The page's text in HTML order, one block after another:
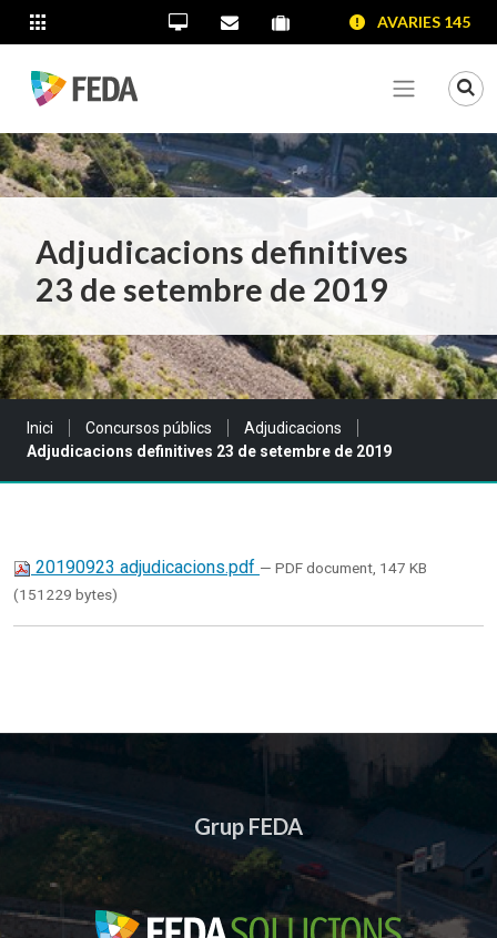
SALTAR AL CONTINGUT
SALTAR A LA NAVEGACIÓ
SALTAR A LA INFORMACIÓ DE CONTACTE
ALTRES LLOCS WEBOficina Virtual
Contacta'nsPortal proveïdors
Portal de transparència
AVARIES 145
Veure
Adjudicacions definitives
23 de setembre de 2019
Sou a:
Inici Concursos públics
Adjudicacions
Adjudicacions definitives 23 de setembre de 2019
20190923 adjudicacions.pdf — PDF document, 147 KB
(151229 bytes)
Grup FEDA